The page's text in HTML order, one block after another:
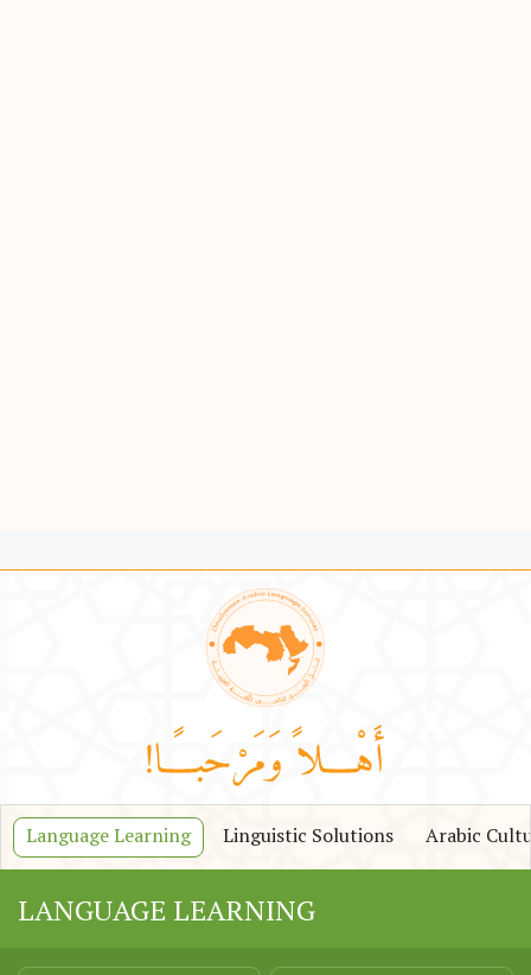
Language Learning Linguistic Solutions Arabic
LANGUAGE LEARNING